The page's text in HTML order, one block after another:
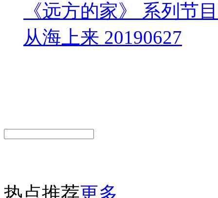
《远方的家》 系列
从海上来 20190627
热点推荐更多